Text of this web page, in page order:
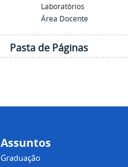
Laboratórios
Área Docente
Pasta de Páginas
Assuntos
Graduação